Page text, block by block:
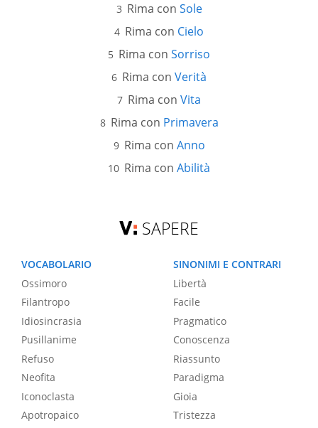
Rima con Sole
Rima con Cielo
Rima con Sorriso
Rima con Verità
Rima con Vita
Rima con Primavera
Rima con Anno
Rima con Abilità
SAPERE
VOCABOLARIO
Ossimoro
Filantropo
Idiosincrasia
Pusillanime
Refuso
Neofita
Iconoclasta
Apotropaico
SINONIMI E CONTRARI
Libertà
Facile
Pragmatico
Conoscenza
Riassunto
Paradigma
Gioia
Tristezza